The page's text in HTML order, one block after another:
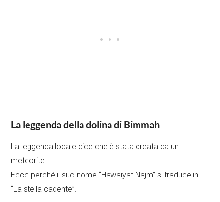
La leggenda della dolina di Bimmah
La leggenda locale dice che è stata creata da un
meteorite.
Ecco perché il suo nome “Hawaiyat Najm” si traduce in
“La stella cadente”.